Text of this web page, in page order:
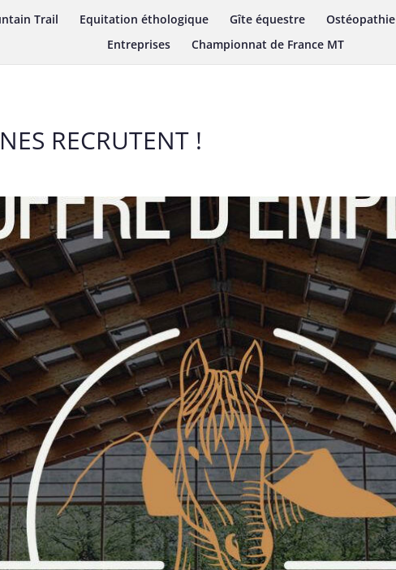
Trail Equitation éthologique Gîte équestre Ostéopathie
Entreprises
Championnat de France MT
RECRUTENT !